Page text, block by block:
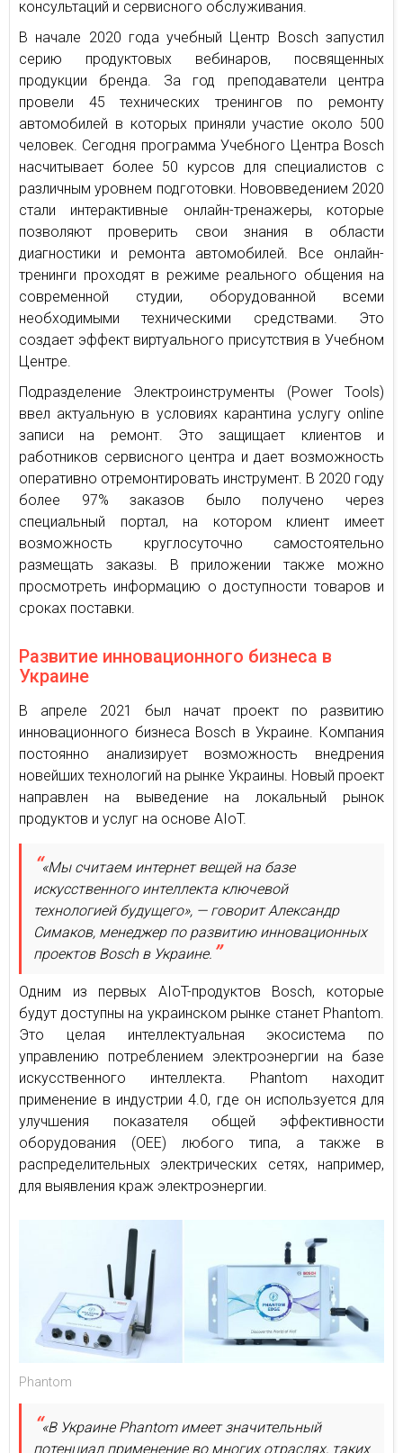
консультаций и сервисного обслуживания.
В начале 2020 года учебный Центр Bosch запустил
серию продуктовых вебинаров, посвященных
продукции бренда. За год преподаватели центра
провели 45 технических тренингов по ремонту
автомобилей в которых приняли участие около 500
человек. Сегодня программа Учебного Центра Bosch
насчитывает более 50 курсов для специалистов с
различным уровнем подготовки. Нововведением 2020
стали интерактивные онлайн-тренажеры, которые
позволяют проверить свои знания в области
диагностики и ремонта автомобилей. Все онлайн-
тренинги проходят в режиме реального общения на
современной студии, оборудованной всеми
необходимыми техническими средствами. Это
создает эффект виртуального присутствия в Учебном
Центре.
Подразделение Электроинструменты (Power Tools)
ввел актуальную в условиях карантина услугу online
записи на ремонт. Это защищает клиентов и
работников сервисного центра и дает возможность
оперативно отремонтировать инструмент. В 2020 году
более 97% заказов было получено через
специальный портал, на котором клиент имеет
возможность круглосуточно самостоятельно
размещать заказы. В приложении также можно
просмотреть информацию о доступности товаров и
сроках поставки.
Развитие инновационного бизнеса в
Украине
В апреле 2021 был начат проект по развитию
инновационного бизнеса Bosch в Украине. Компания
постоянно анализирует возможность внедрения
новейших технологий на рынке Украины. Новый проект
направлен на выведение на локальный рынок
продуктов и услуг на основе AIoT.
«Мы считаем интернет вещей на базе
искусственного интеллекта ключевой
технологией будущего», — говорит Александр
Симаков, менеджер по развитию инновационных
проектов Bosch в Украине.
Одним из первых AIoT-продуктов Bosch, которые
будут доступны на украинском рынке станет Phantom.
Это целая интеллектуальная экосистема по
управлению потреблением электроэнергии на базе
искусственного интеллекта. Phantom находит
применение в индустрии 4.0, где он используется для
улучшения показателя общей эффективности
оборудования (OEE) любого типа, а также в
распределительных электрических сетях, например,
для выявления краж электроэнергии.
Phantom
«В Украине Phantom имеет значительный
потенциал применение во многих отраслях, таких